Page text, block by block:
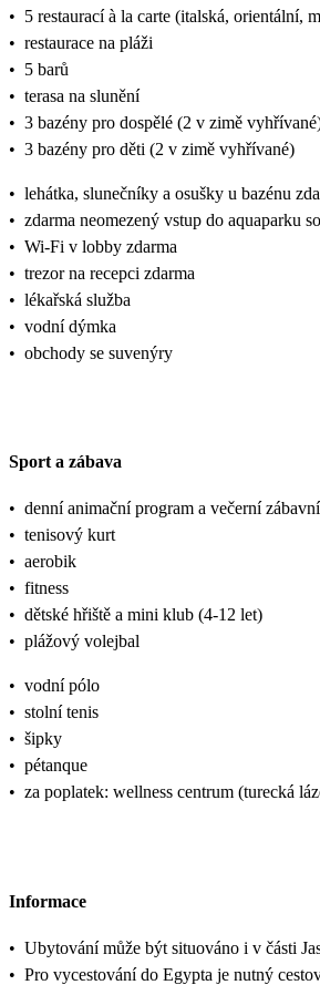
• 5 restaurací à la carte (italská, orientální,
• restaurace na pláži
• 5 barů
• terasa na slunění
• 3 bazény pro dospělé (2 v zimě
• 3 bazény pro děti (2 v zimě vyhřívané)
• lehátka, slunečníky a osušky u bazénu
• zdarma neomezený vstup do aquaparku
• Wi-Fi v lobby zdarma
• trezor na recepci zdarma
• lékařská služba
• vodní dýmka
• obchody se suvenýry
Sport a zábava
• denní animační program a večerní
• tenisový kurt
• aerobik
• fitness
• dětské hřiště a mini klub (4-12 let)
• plážový volejbal
• vodní pólo
• stolní tenis
• šipky
• pétanque
• za poplatek: wellness centrum (turecká
Informace
• Ubytování může být situováno i v části
• Pro vycestování do Egypta je nutný